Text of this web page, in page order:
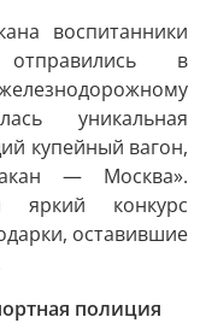
воспитанники
отправились в
уникальная
купейный вагон,
— Москва».
яркий конкурс
оставившие
полиция